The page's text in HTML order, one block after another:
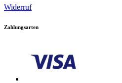
Widerruf
Zahlungsarten